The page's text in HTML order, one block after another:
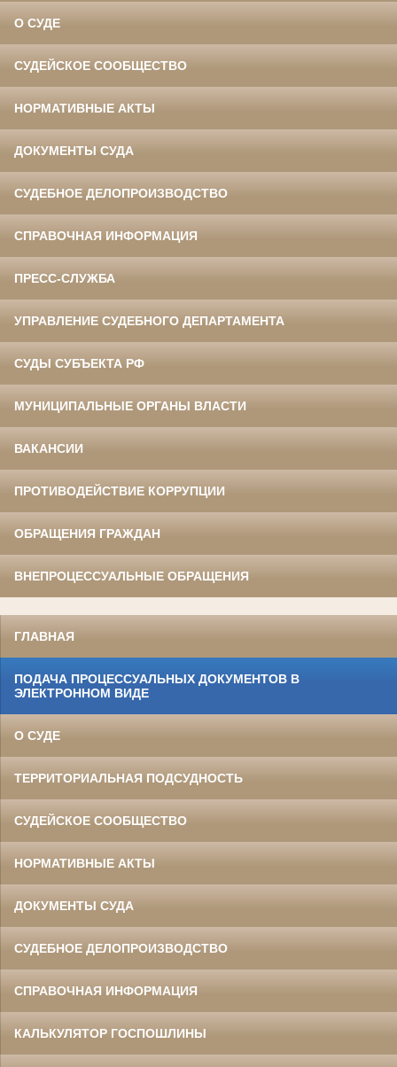
О СУДЕ
СУДЕЙСКОЕ СООБЩЕСТВО
НОРМАТИВНЫЕ АКТЫ
ДОКУМЕНТЫ СУДА
СУДЕБНОЕ ДЕЛОПРОИЗВОДСТВО
СПРАВОЧНАЯ ИНФОРМАЦИЯ
ПРЕСС-СЛУЖБА
УПРАВЛЕНИЕ СУДЕБНОГО ДЕПАРТАМЕНТА
СУДЫ СУБЪЕКТА РФ
МУНИЦИПАЛЬНЫЕ ОРГАНЫ ВЛАСТИ
ВАКАНСИИ
ПРОТИВОДЕЙСТВИЕ КОРРУПЦИИ
ОБРАЩЕНИЯ ГРАЖДАН
ВНЕПРОЦЕССУАЛЬНЫЕ ОБРАЩЕНИЯ
ГЛАВНАЯ
ПОДАЧА ПРОЦЕССУАЛЬНЫХ ДОКУМЕНТОВ В
ЭЛЕКТРОННОМ ВИДЕ
О СУДЕ
ТЕРРИТОРИАЛЬНАЯ ПОДСУДНОСТЬ
СУДЕЙСКОЕ СООБЩЕСТВО
НОРМАТИВНЫЕ АКТЫ
ДОКУМЕНТЫ СУДА
СУДЕБНОЕ ДЕЛОПРОИЗВОДСТВО
СПРАВОЧНАЯ ИНФОРМАЦИЯ
КАЛЬКУЛЯТОР ГОСПОШЛИНЫ